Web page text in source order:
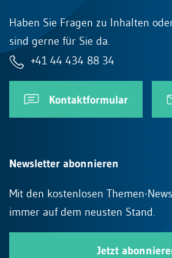
Haben Sie Fragen zu Inhalten
sind gerne für Sie da.
+41 44 434 88 34
Kontaktformular
Newsletter abonnieren
Mit den kostenlosen Themen-
immer auf dem neusten Stand.
Jetzt